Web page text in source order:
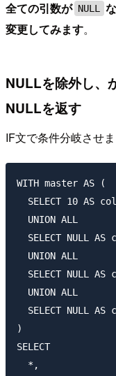
全ての引数が NULL
変更してみます。
NULLを除外し、
NULLを返す
IF文で条件分岐させま
WITH master AS (
SELECT 10 AS
  UNION ALL
SELECT NULL AS
  UNION ALL
SELECT NULL AS
  UNION ALL
SELECT NULL AS
)
SELECT
  *,